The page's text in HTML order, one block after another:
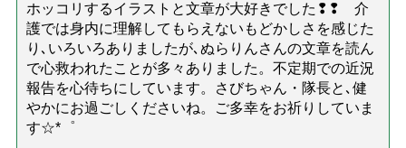
ホッコリするイラストと文章が大好きでした❢❢ 介
護では身内に理解してもらえないもどかしさを感じた
り､いろいろありましたが､ぬらりんさんの文章を読ん
で心救われたことが多々ありました。不定期での近況
報告を心待ちにしています。さびちゃん・隊長と､健
やかにお過ごしくださいね。ご多幸をお祈りしていま
す☆*゜